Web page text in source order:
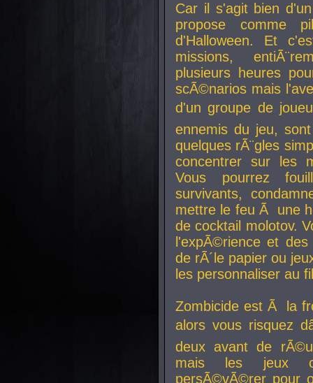
Car il s'agit bien
propose comme
d'Halloween. Et
missions,
plusieurs heures
scÃ©narios mais
d'un groupe de
ennemis du jeu,
quelques rÃ¨gles
concentrer sur les
Vous pourrez
survivants,
mettre le feu Ã une
de cocktail molotov.
l'expÃ©rience et
de rÃ´le papier ou
les personnaliser au
Zombicide est Ã la
alors vous risquez
deux avant de
mais les jeux
persÃ©vÃ©rer pour